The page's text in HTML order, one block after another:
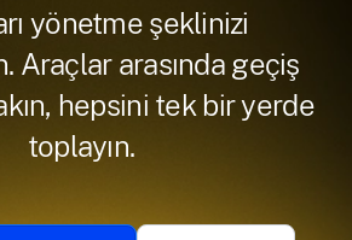
yönetme şeklinizi
Araçlar arasında geçiş
hepsini tek bir yerde
toplayın.